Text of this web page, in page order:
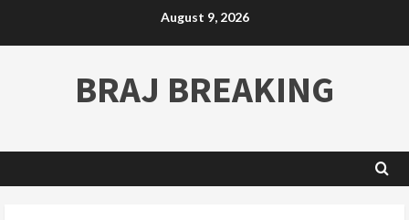
August 9, 2026
BRAJ BREAKING